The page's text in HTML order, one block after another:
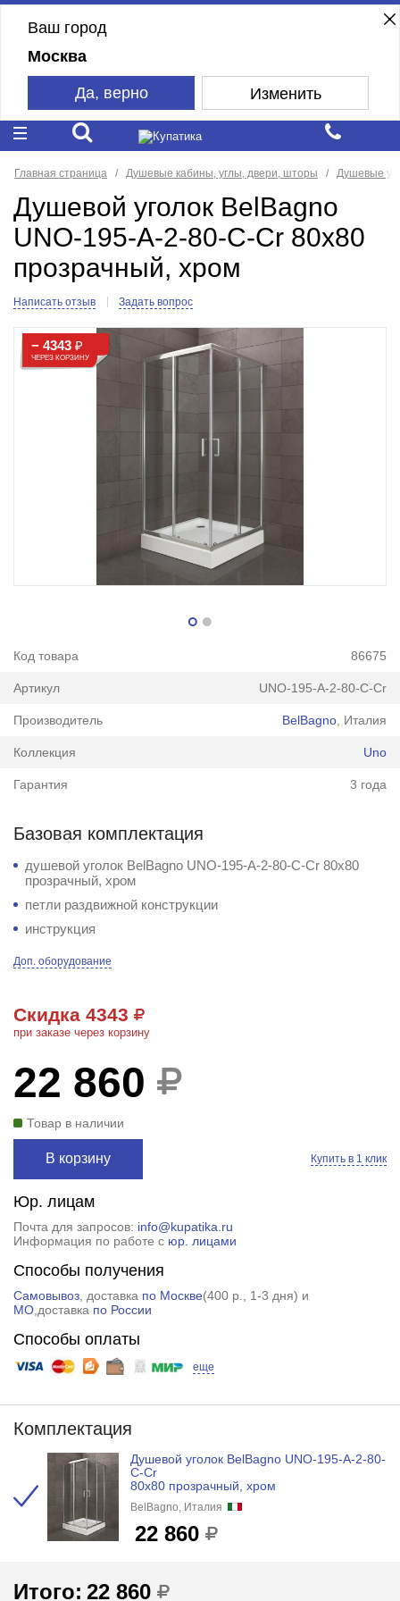
Ваш город
Москва
Да, верно Изменить
Главная страница Душевые кабины, углы, двери, шторы Душевые
Душевой уголок BelBagno
UNO-195-A-2-80-C-Cr 80x80
прозрачный, хром
Написать отзыв Задать вопрос
− 4343₽
ЧЕРЕЗ КОРЗИНУ
Код товара 86675
Артикул UNO-195-A-2-80-C-Cr
Производитель BelBagno , Италия
Коллекция Uno
Гарантия 3 года
Базовая комплектация
душевой уголок BelBagno UNO-195-A-2-80-C-Cr 80x80
прозрачный, хром
петли раздвижной конструкции
инструкция
Доп. оборудование
Скидка 4343
при заказе через корзину
22 860
Товар в наличии
В корзину Купить в 1 клик
Юр. лицам
Почта для запросов: info@kupatika.ru
Информация по работе с юр. лицами
Способы получения
Самовывоз, доставка по Москве(400 р.
, 1-3 дня) и
МО,доставка по России
Способы оплаты
еще
Комплектация
Душевой уголок BelBagno UNO-195-A-2-80-
C-Cr
80x80 прозрачный, хром
BelBagno, Италия
22 860
Итого: 22 860